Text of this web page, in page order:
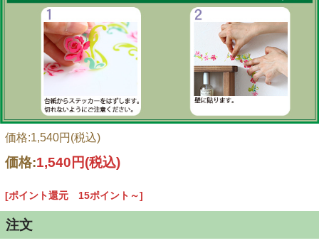
価格:1,540円(税込)
価格:1,540円(税込)
[ポイント還元 15ポイント～]
注文